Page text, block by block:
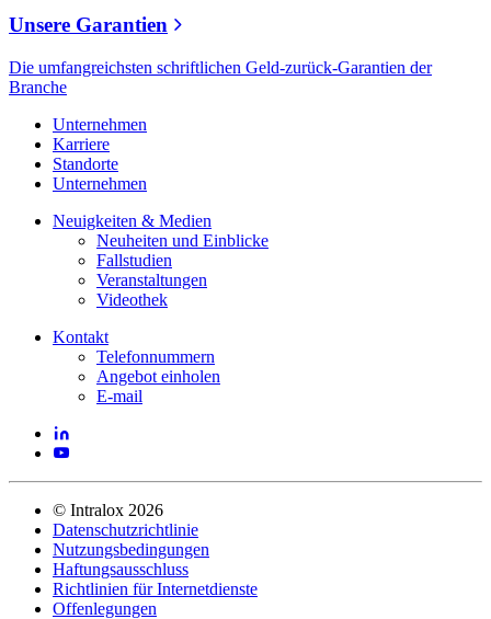
Unsere Garantien
Die umfangreichsten schriftlichen Geld-zurück-Garantien der
Branche
Unternehmen
Karriere
Standorte
Unternehmen
Neuigkeiten & Medien
Neuheiten und Einblicke
Fallstudien
Veranstaltungen
Videothek
Kontakt
Telefonnummern
Angebot einholen
E-mail
© Intralox 2026
Datenschutzrichtlinie
Nutzungsbedingungen
Haftungsausschluss
Richtlinien für Internetdienste
Offenlegungen